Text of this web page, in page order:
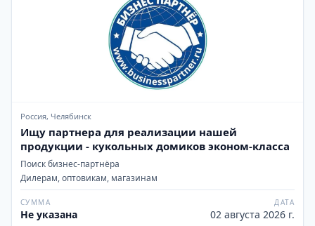
Россия, Челябинск
Ищу партнера для реализации нашей
продукции - кукольных домиков эконом-класса
Поиск бизнес-партнёра
Дилерам, оптовикам, магазинам
СУММА
Не указана
ДАТА
02 августа 2026 г.